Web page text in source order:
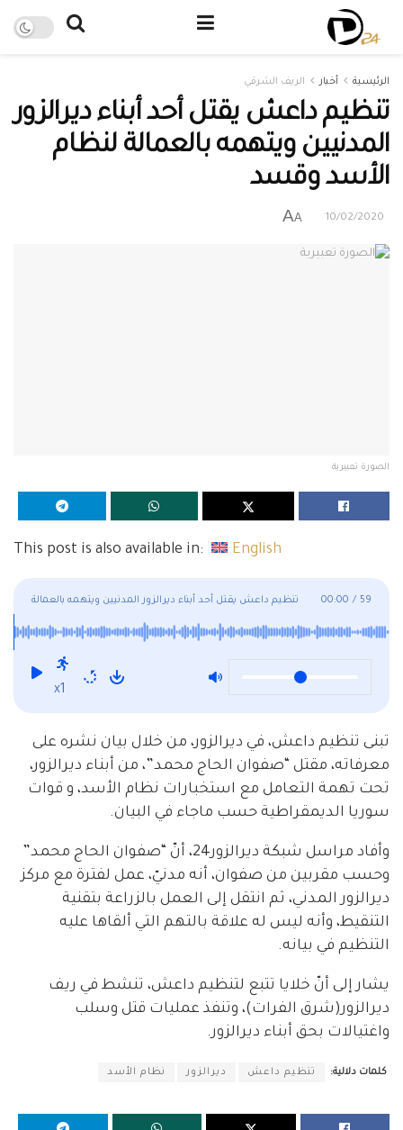
الرئيسية أخبار الريف الشرقي
تنظيم داعش يقتل أحد أبناء ديرالزور
المدنيين ويتهمه بالعمالة لنظام
الأسد وقسد
10/02/2020
A
A
الصورة تعبيرية
This post is also available in: English
تنظيم داعش يقتل أحد أبناء ديرالزور المدنيين ويتهمه بالعمالة
لنظام الأسد وقسد
00:00 / 59
x1
تبنى تنظيم داعش، في ديرالزور، من خلال بيان نشره على
معرفاته، مقتل “صفوان الحاج محمد”، من أبناء ديرالزور،
تحت تهمة التعامل مع استخبارات نظام الأسد، و قوات
سوريا الديمقراطية حسب ماجاء في البيان.
وأفاد مراسل شبكة ديرالزور24، أنّ “صفوان الحاج محمد”
وحسب مقربين من صفوان، أنه مدنيّ، عمل لفترة مع مركز
ديرالزور المدني، ثم انتقل إلى العمل بالزراعة بتقنية
التنقيط، وأنه ليس له علاقة بالتهم التي ألقاها عليه
التنظيم في بيانه.
يشار إلى أنّ خلايا تتبع لتنظيم داعش، تنشط في ريف
ديرالزور(شرق الفرات)، وتنفذ عمليات قتل وسلب
واغتيالات بحق أبناء ديرالزور.
كلمات دلالية: تنظيم داعش ديرالزور نظام الأسد